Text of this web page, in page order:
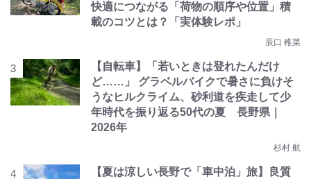
快適につながる「荷物の順序や位置」積
載のコツとは？「実体験レポ」
辰口 稚菜
【自転車】「若いときは登れたんだけ
ど……」 グラベルバイクで暑さに負けそ
うなヒルクライム、砂利道を疾走して少
年時代を振り返る50代の夏 長野県｜
2026年
杉村 航
【夏は涼しい長野で「車中泊」旅】良質